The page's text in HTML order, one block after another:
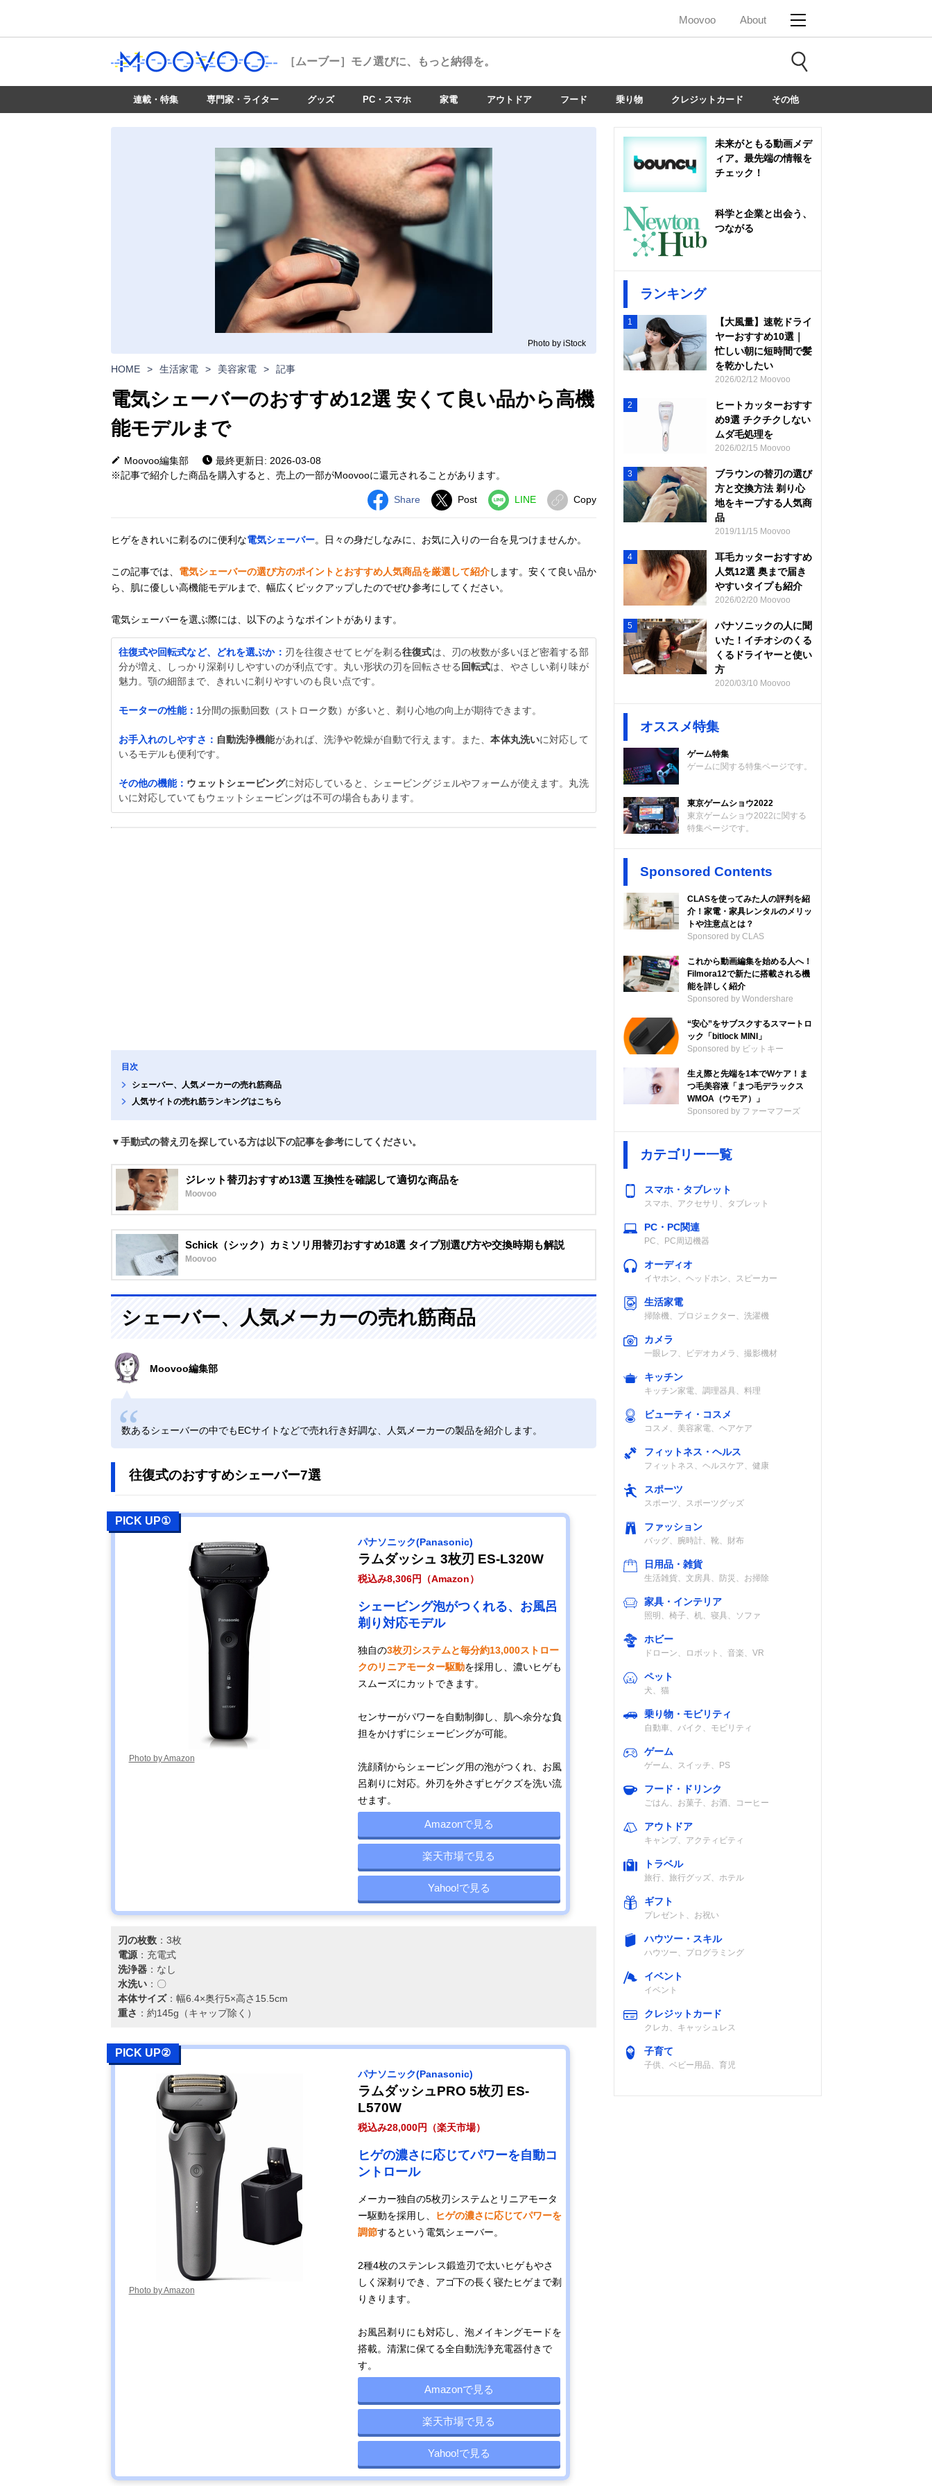
Moovoo About
［ムーブー］ モノ選びに、もっと納得を。
連載・特集 専門家・ライター グッズ PC・スマホ 家電 アウトドア フード 乗り物 クレジットカード その他
Photo by iStock
HOME > 生活家電 > 美容家電 > 記事
電気シェーバーのおすすめ12選 安くて良い品から高機
能モデルまで
Moovoo編集部
最終更新日: 2026-03-08
※記事で紹介した商品を購入すると、売上の一部がMoovooに還元されることがあります。
Share Post LINE Copy
ヒゲをきれいに剃るのに便利な電気シェーバー。日々の身だしなみに、お気に入りの一台を見つけませんか。
この記事では、 電気シェーバーの選び方のポイントとおすすめ人気商品を厳選して紹介します。安くて良い品か
ら、肌に優しい高機能モデルまで、幅広くピックアップしたのでぜひ参考にしてください。
電気シェーバーを選ぶ際には、以下のようなポイントがあります。
往復式や回転式など、どれを選ぶか： 刃を往復させてヒゲを剃る往復式は、刃の枚数が多いほど密着する部
分が増え、しっかり深剃りしやすいのが利点です。丸い形状の刃を回転させる 回転式は、やさしい剃り味が
魅力。顎の細部まで、きれいに剃りやすいのも良い点です。
モーターの性能： 1分間の振動回数（ストローク数）が多いと、剃り心地の向上が期待できます。
お手入れのしやすさ： 自動洗浄機能があれば、洗浄や乾燥が自動で行えます。また、本体丸洗いに対応して
いるモデルも便利です。
その他の機能： ウェットシェービングに対応していると、シェービングジェルやフォームが使えます。丸洗
いに対応していてもウェットシェービングは不可の場合もあります。
目次
シェーバー、人気メーカーの売れ筋商品
人気サイトの売れ筋ランキングはこちら
▼手動式の替え刃を探している方は以下の記事を参考にしてください。
ジレット替刃おすすめ13選 互換性を確認して適切な商品を
Moovoo
Schick（シック）カミソリ用替刃おすすめ18選 タイプ別選び方や交換時期も解説
Moovoo
シェーバー、人気メーカーの売れ筋商品
Moovoo編集部
数あるシェーバーの中でもECサイトなどで売れ行き好調な、人気メーカーの製品を紹介します。
往復式のおすすめシェーバー7選
PICK UP①
Photo by Amazon
パナソニック(Panasonic)
ラムダッシュ 3枚刃 ES-L320W
税込み8,306円（Amazon）
シェービング泡がつくれる、お風呂
剃り対応モデル
独自の3枚刃システムと毎分約13,000ストロー
クのリニアモーター駆動を採用し、濃いヒゲも
スムーズにカットできます。
センサーがパワーを自動制御し、肌へ余分な負
担をかけずにシェービングが可能。
洗顔剤からシェービング用の泡がつくれ、お風
呂剃りに対応。外刃を外さずヒゲクズを洗い流
せます。
Amazonで見る
楽天市場で見る
Yahoo!で見る
刃の枚数：3枚
電源：充電式
洗浄器：なし
水洗い：〇
本体サイズ：幅6.4×奥行5×高さ15.5cm
重さ ：約145g（キャップ除く）
PICK UP②
Photo by Amazon
パナソニック(Panasonic)
ラムダッシュPRO 5枚刃 ES-
L570W
税込み28,000円（楽天市場）
ヒゲの濃さに応じてパワーを自動コ
ントロール
メーカー独自の5枚刃システムとリニアモータ
ー駆動を採用し、
ヒゲの濃さに応じてパワーを
調節するという電気シェーバー。
2種4枚のステンレス鍛造刃で太いヒゲもやさ
しく深剃りでき、アゴ下の長く寝たヒゲまで剃
りきります。
お風呂剃りにも対応し、泡メイキングモードを
搭載。清潔に保てる全自動洗浄充電器付きで
す。
Amazonで見る
楽天市場で見る
Yahoo!で見る
未来がともる動画メデ
ィア。最先端の情報を
チェック！
科学と企業と出会う、
つながる
ランキング
1
【大風量】速乾ドライ
ヤーおすすめ10選｜
忙しい朝に短時間で髪
を乾かしたい
2026/02/12 Moovoo
2
ヒートカッターおすす
め9選 チクチクしない
ムダ毛処理を
2026/02/15 Moovoo
3
ブラウンの替刃の選び
方と交換方法 剃り心
地をキープする人気商
品
2019/11/15 Moovoo
4
耳毛カッターおすすめ
人気12選 奥まで届き
やすいタイプも紹介
2026/02/20 Moovoo
5
パナソニックの人に聞
いた！イチオシのくる
くるドライヤーと使い
方
2020/03/10 Moovoo
オススメ特集
ゲーム特集
ゲームに関する特集ページです。
東京ゲームショウ2022
東京ゲームショウ2022に関する
特集ページです。
Sponsored Contents
CLASを使ってみた人の評判を紹
介！家電・家具レンタルのメリッ
トや注意点とは？
Sponsored by CLAS
これから動画編集を始める人へ！
Filmora12で新たに搭載される機
能を詳しく紹介
Sponsored by Wondershare
“安心”をサブスクするスマートロ
ック「bitlock MINI」
Sponsored by ビットキー
生え際と先端を1本でWケア！ま
つ毛美容液「まつ毛デラックス
WMOA（ウモア）」
Sponsored by ファーマフーズ
カテゴリー一覧
スマホ・タブレット
スマホ、アクセサリ、タブレット
PC・PC関連
PC、PC周辺機器
オーディオ
イヤホン、ヘッドホン、スピーカー
生活家電
掃除機、プロジェクター、洗濯機
カメラ
一眼レフ、ビデオカメラ、撮影機材
キッチン
キッチン家電、調理器具、料理
ビューティ・コスメ
コスメ、美容家電、ヘアケア
フィットネス・ヘルス
フィットネス、ヘルスケア、健康
スポーツ
スポーツ、スポーツグッズ
ファッション
バッグ、腕時計、靴、財布
日用品・雑貨
生活雑貨、文房具、防災、お掃除
家具・インテリア
照明、椅子、机、寝具、ソファ
ホビー
ドローン、ロボット、音楽、VR
ペット
犬、猫
乗り物・モビリティ
自動車、バイク、モビリティ
ゲーム
ゲーム、スイッチ、PS
フード・ドリンク
ごはん、お菓子、お酒、コーヒー
アウトドア
キャンプ、アクティビティ
トラベル
旅行、旅行グッズ、ホテル
ギフト
プレゼント、お祝い
ハウツー・スキル
ハウツー、プログラミング
イベント
イベント
クレジットカード
クレカ、キャッシュレス
子育て
子供、ベビー用品、育児